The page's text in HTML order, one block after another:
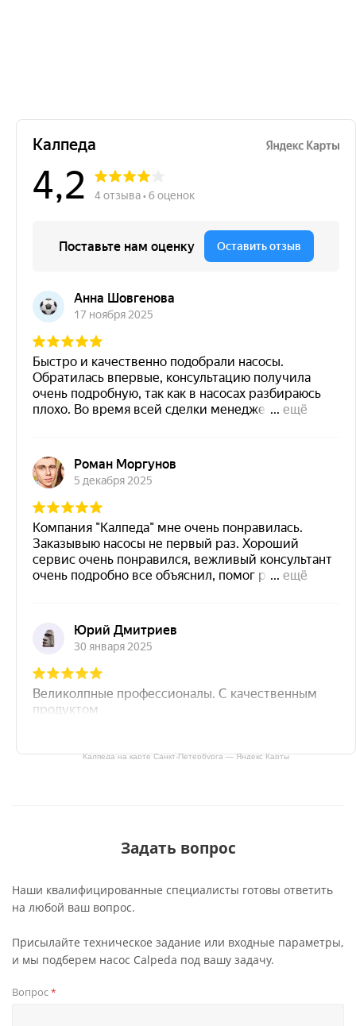
Калпеда на карте Санкт‑Петербурга — Яндекс Карты
Задать вопрос
Наши квалифицированные специалисты готовы ответить
на любой ваш вопрос.
Присылайте техническое задание или входные параметры,
и мы подберем насос Calpeda под вашу задачу.
Вопрос*